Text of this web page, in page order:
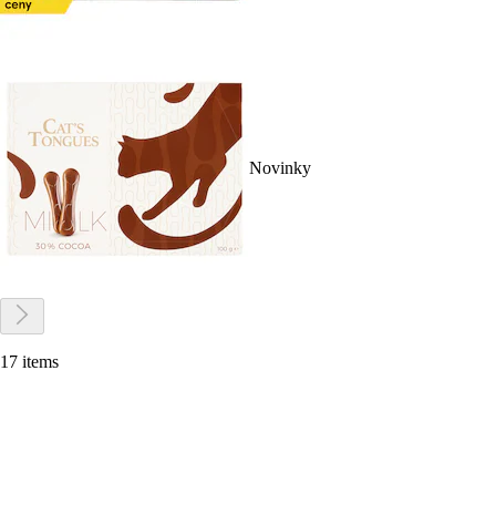
Novinky
17 items